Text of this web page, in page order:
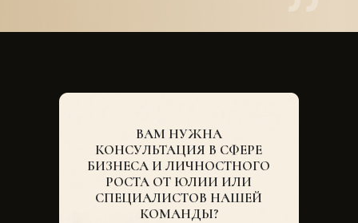
ВАМ НУЖНА
КОНСУЛЬТАЦИЯ В СФЕРЕ
БИЗНЕСА И ЛИЧНОСТНОГО
РОСТА ОТ ЮЛИИ ИЛИ
СПЕЦИАЛИСТОВ НАШЕЙ
КОМАНДЫ?